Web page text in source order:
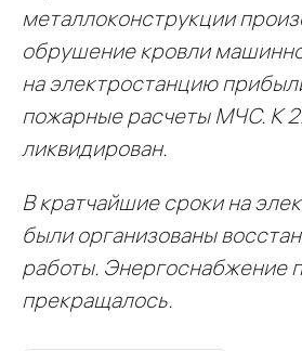
металлоконструкции
обрушение кровли
на электростанцию
пожарные расчеты МЧС. К
ликвидирован.
В кратчайшие сроки на
были организованы
работы. Энергоснабжение
прекращалось.